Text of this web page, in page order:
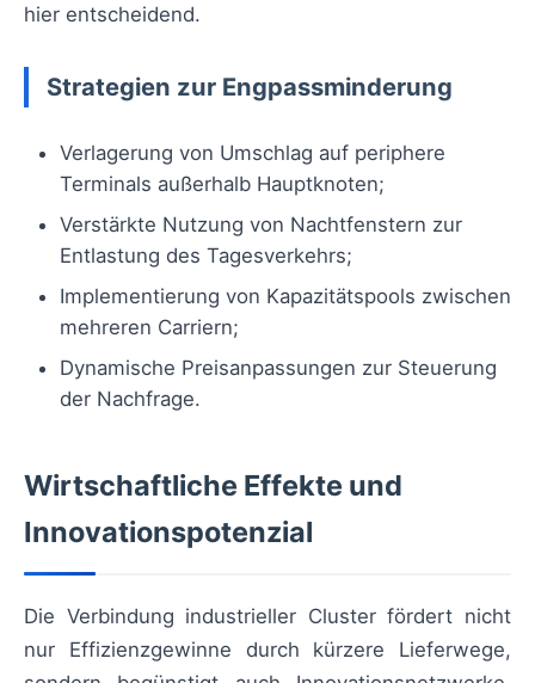
hier entscheidend.
Strategien zur Engpassminderung
Verlagerung von Umschlag auf periphere
Terminals außerhalb Hauptknoten;
Verstärkte Nutzung von Nachtfenstern zur
Entlastung des Tagesverkehrs;
Implementierung von Kapazitätspools zwischen
mehreren Carriern;
Dynamische Preisanpassungen zur Steuerung
der Nachfrage.
Wirtschaftliche Effekte und
Innovationspotenzial
Die Verbindung industrieller Cluster fördert nicht
nur Effizienzgewinne durch kürzere Lieferwege,